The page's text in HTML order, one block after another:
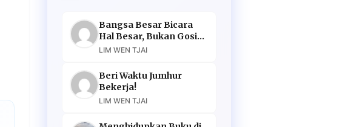
Bangsa Besar Bicara
Hal Besar, Bukan Gosip
Murahan
LIM WEN TJAI
Beri Waktu Jumhur
Bekerja!
LIM WEN TJAI